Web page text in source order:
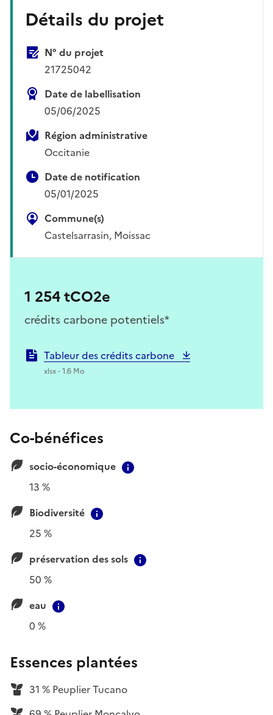
Détails du projet
N° du projet
21725042
Date de labellisation
05/06/2025
Région administrative
Occitanie
Date de notification
05/01/2025
Commune(s)
Castelsarrasin, Moissac
1 254 tCO2e
crédits carbone potentiels*
Tableur des crédits carbone
xlsx - 1.6 Mo
Co-bénéfices
socio-économique
13 %
Biodiversité
25 %
préservation des sols
50 %
eau
0 %
Essences plantées
31 % Peuplier Tucano